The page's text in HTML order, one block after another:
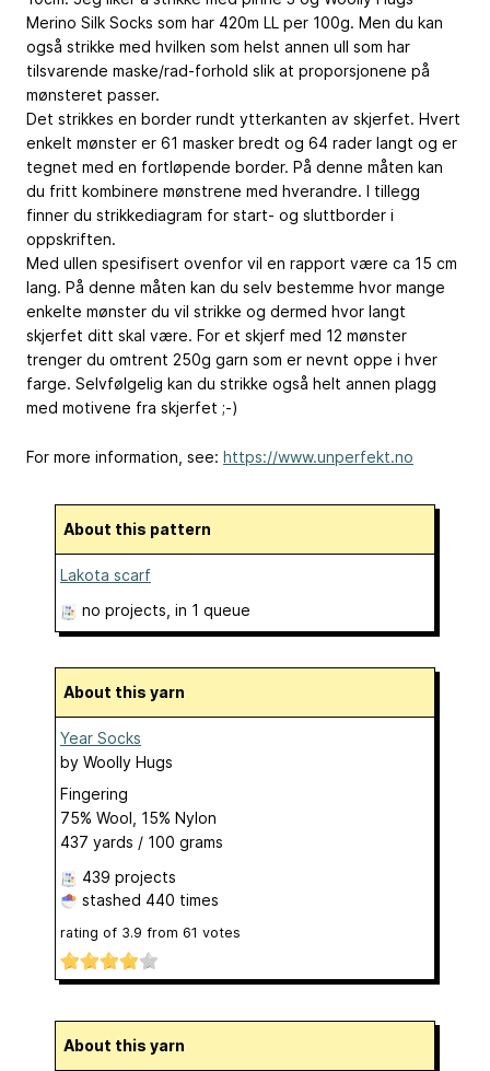
Merino Silk Socks som har 420m LL per 100g. Men du kan
også strikke med hvilken som helst annen ull som har
tilsvarende maske/rad-forhold slik at proporsjonene på
mønsteret passer.
Det strikkes en border rundt ytterkanten av skjerfet. Hvert
enkelt mønster er 61 masker bredt og 64 rader langt og er
tegnet med en fortløpende border. På denne måten kan
du fritt kombinere mønstrene med hverandre. I tillegg
finner du strikkediagram for start- og sluttborder i
oppskriften.
Med ullen spesifisert ovenfor vil en rapport være ca 15 cm
lang. På denne måten kan du selv bestemme hvor mange
enkelte mønster du vil strikke og dermed hvor langt
skjerfet ditt skal være. For et skjerf med 12 mønster
trenger du omtrent 250g garn som er nevnt oppe i hver
farge. Selvfølgelig kan du strikke også helt annen plagg
med motivene fra skjerfet ;-)
For more information, see: https://www.unperfekt.no
About this pattern
Lakota scarf
no projects , in 1 queue
About this yarn
Year Socks
by Woolly Hugs
Fingering
75% Wool, 15% Nylon
437 yards / 100 grams
439 projects
stashed 440 times
rating of 3.9 from 61 votes
About this yarn